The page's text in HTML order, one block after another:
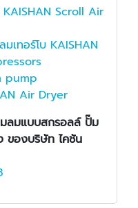
Scroll Air
เทอร์โบ KAISHAN
pump
Air Dryer
ลมแบบสกรอลล์ ปั๊ม
ของบริษัท ไคชัน